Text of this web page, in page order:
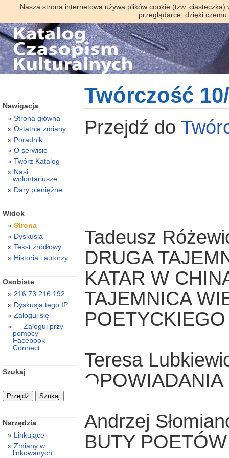
Nasza strona internetowa używa plików cookie (tzw.
przeglądarce, dzięki
Twórczość
Przejdź do
Tadeusz
DRUGA
KATAR W
TAJEMNICA
POETYCKIEGO
Teresa
OPOWIADANIA
Andrzej
BUTY
Nawigacja
Strona główna
Ostatnie zmiany
Poradnik
O serwisie
Twórz Katalog
Nasi
wolontariusze
Dary pieniężne
Widok
Strona
Dyskusja
Tekst źródłowy
Historia i autorzy
Osobiste
216.73.216.192
Dyskusja tego IP
Zaloguj się
Zaloguj przy
pomocy
Facebook
Connect
Szukaj
Narzędzia
Linkujące
Zmiany w
linkowanych